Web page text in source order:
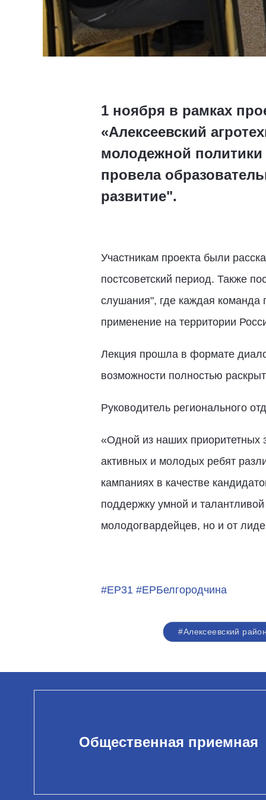
1 ноября в рамках
«Алексеевский
молодежной
провела
развитие".
Участникам проекта были
постсоветский период. Также
слушания", где каждая команда
применение на территории
Лекция прошла в формате
возможности полностью
Руководитель регионального
«Одной из наших приоритетных
активных и молодых ребят
кампаниях в качестве
поддержку умной и
молодогвардейцев, но и от
#ЕР31 #ЕРБелгородчина
#Алексеевский
Общественная приемная